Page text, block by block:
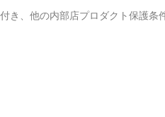
、他の内部店プロダクト保護条